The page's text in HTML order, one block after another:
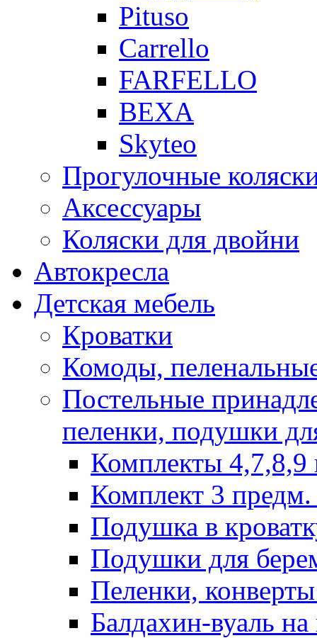
Pituso
Carrello
FARFELLO
BEXA
Skyteo
Прогулочные
Аксессуары
Коляски для двойни
Автокресла
Детская мебель
Кроватки
Комоды,
Постельные
пеленки, подушки
Комплекты 4,7,8,9
Комплект 3 предм.
Подушка в
Подушки для
Пеленки,
Балдахин-вуаль на